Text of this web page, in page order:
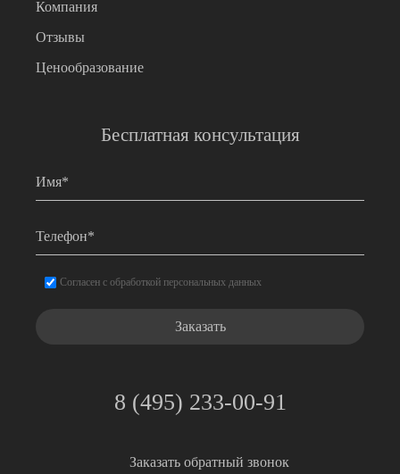
Компания
Отзывы
Ценообразование
Бесплатная консультация
Согласие*
Согласен с обработкой персональных данных
8 (495) 233-00-91
Заказать обратный звонок